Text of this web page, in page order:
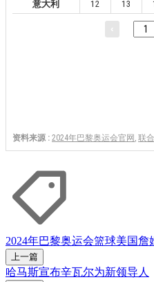
2024年巴黎奥运会篮球美国詹
上一篇
哈马斯宣布辛瓦尔为新领导人